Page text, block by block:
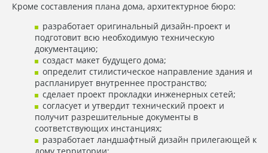
Кроме составления плана дома, архитектурное бюро:
разработает оригинальный дизайн-проект и
подготовит всю необходимую техническую
документацию;
создаст макет будущего дома;
определит стилистическое направление здания и
распланирует внутреннее пространство;
сделает проект прокладки инженерных сетей;
согласует и утвердит технический проект и
получит разрешительные документы в
соответствующих инстанциях;
разработает ландшафтный дизайн прилегающей к